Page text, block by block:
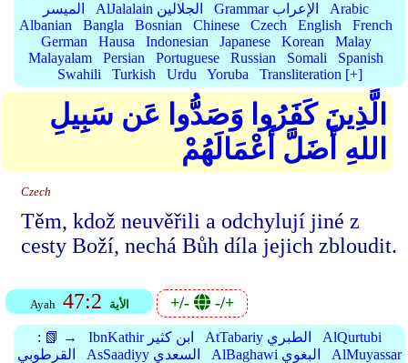
الميسر
AlJalalain الجلالين Grammar الإعراب
Arabic
Albanian
Bangla Bosnian Chinese Czech English
French
German
Hausa Indonesian Japanese Korean
Malay
Malayalam
Persian Portuguese Russian Somali
Spanish
Swahili
Turkish Urdu Yoruba Transliteration [+]
الَّذِينَ كَفَرُوا وَصَدُّوا عَن سَبِيلِ
اللهِ أَضَلَّ أَعْمَالَهُمْ
Czech
Těm, kdož neuvěřili a odchylují jiné z
cesty Boží, nechá Bůh díla jejich zbloudit.
Ayah 47:2 الأية +/- -/+
: 📗 → IbnKathir ابن كثير AtTabariy الطبري
AlQurtubi
القرطوبي
AsSaadiyy السعدي AlBaghawi البغوي
AlMuyassar